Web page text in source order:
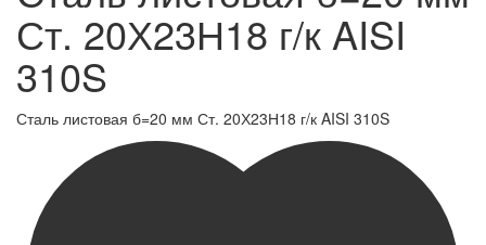
Ст. 20Х23Н18 г/к AISI
310S
Сталь листовая б=20 мм Ст. 20Х23Н18 г/к AISI 310S